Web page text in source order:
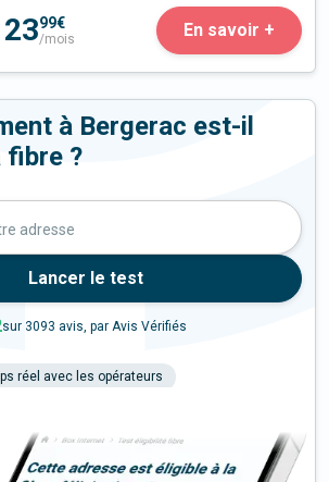
2399€
/mois En savoir +
à Bergerac est-il
fibre ?
adresse
Lancer le test
sur 3093 avis, par Avis Vérifiés
réel avec les opérateurs